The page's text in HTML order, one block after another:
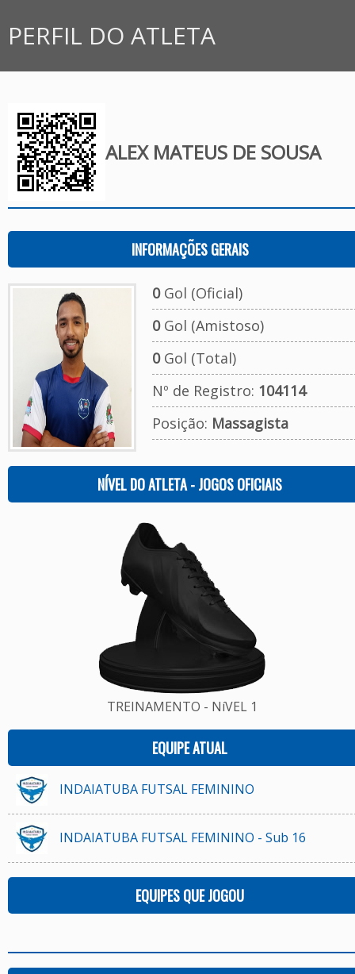
PERFIL DO ATLETA
ALEX MATEUS DE SOUSA
INFORMAÇÕES GERAIS
0Gol (Oficial)
0Gol (Amistoso)
0Gol (Total)
Nº de Registro: 104114
Posição: Massagista
NÍVEL DO ATLETA - JOGOS OFICIAIS
TREINAMENTO - NíVEL 1
EQUIPE ATUAL
INDAIATUBA FUTSAL FEMININO
INDAIATUBA FUTSAL FEMININO - Sub 16
EQUIPES QUE JOGOU